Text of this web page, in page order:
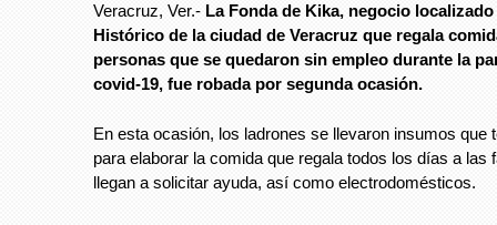
Veracruz, Ver.- La Fonda de Kika, negocio
Histórico de la ciudad de Veracruz que regala
personas que se quedaron sin empleo durante la
covid-19, fue robada por segunda ocasión.
En esta ocasión, los ladrones se llevaron insumos que
para elaborar la comida que regala todos los días a las
llegan a solicitar ayuda, así como electrodomésticos.